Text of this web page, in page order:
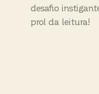
desafio
prol da leitura!